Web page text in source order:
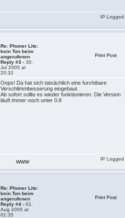
IP Logged
Re: Phoner Lite:
kein Ton beim
angerufenen
Reply #3 - 30.
Jul 2005 at
20:32
Print Post
Oops! Da hat sich tatsächlich eine furchtbare
Verschlimmbesserung eingebaut.
Ab sofort sollte es wieder funktionieren. Die Version
läuft immer noch unter 0.8
WWW
IP Logged
Re: Phoner Lite:
kein Ton beim
angerufenen
Reply #4 - 01.
Aug 2005 at
01:35
Print Post